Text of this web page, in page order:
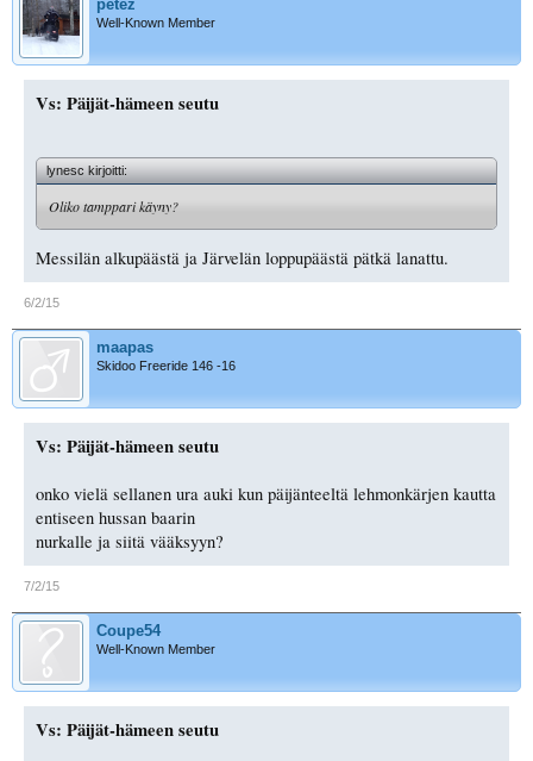
petez
Well-Known Member
Vs: Päijät-hämeen seutu
lynesc kirjoitti:
Oliko tamppari käyny?
Messilän alkupäästä ja Järvelän loppupäästä pätkä lanattu.
6/2/15
maapas
Skidoo Freeride 146 -16
Vs: Päijät-hämeen seutu
onko vielä sellanen ura auki kun päijänteeltä lehmonkärjen kautta
entiseen hussan baarin
nurkalle ja siitä vääksyyn?
7/2/15
Coupe54
Well-Known Member
Vs: Päijät-hämeen seutu